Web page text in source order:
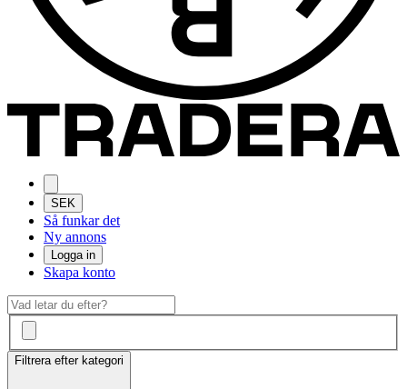
SEK
Så funkar det
Ny annons
Logga in
Skapa konto
Filtrera efter kategori